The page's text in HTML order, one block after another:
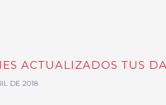
ACTUALIZADOS TUS
DE 2018